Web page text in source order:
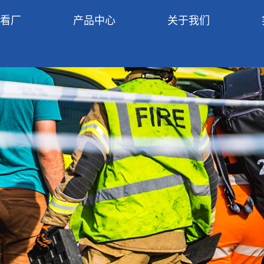
厂 产品中心 关于我们